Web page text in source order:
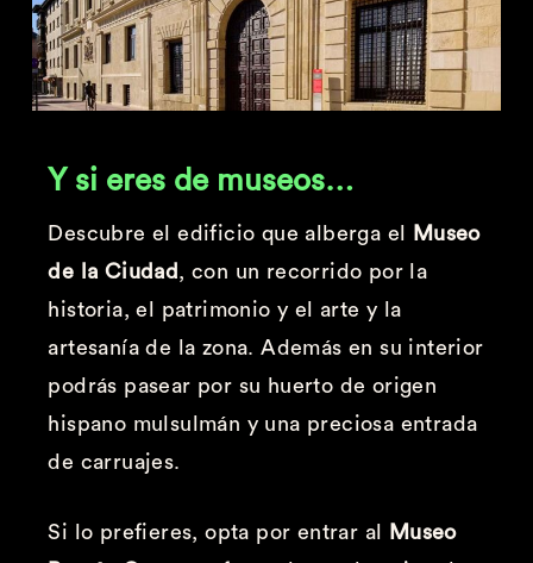
Y si eres de museos…
Descubre el edificio que alberga el
Museo
de la Ciudad , con un recorrido por la
historia, el patrimonio y el arte y la
artesanía de la zona. Además en su interior
podrás pasear por su huerto de origen
hispano mulsulmán y una preciosa entrada
de carruajes.
Si lo prefieres, opta por entrar al
Museo